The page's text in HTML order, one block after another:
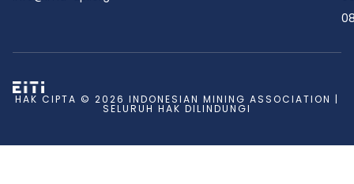
HAK CIPTA © 2026 INDONESIAN MINING ASSOCIATION |
SELURUH HAK DILINDUNGI